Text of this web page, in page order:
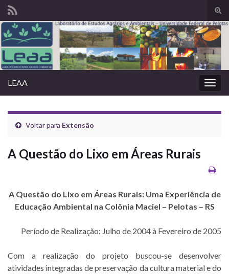
de
Search for:
LEAA
Voltar para Extensão
A Questão do Lixo em Áreas Rurais
A Questão do Lixo em Áreas Rurais: Uma Experiência de
Educação Ambiental na Colônia Maciel – Pelotas – RS
Período de Realização: Julho de 2004 à Fevereiro de 2005
Com a realização do projeto buscou-se desenvolver
atividades integradas de preservação da cultura material e do